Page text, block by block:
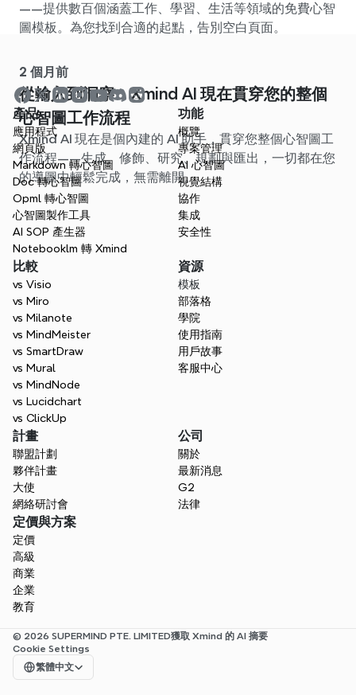
——提供數百個涵蓋工作、學習、生活等領域的免費心智
圖模板。為您找到合適的起點，告別空白頁面。
2 個月前
從輸入到洞察：Xmind AI 現在貫穿您的整個
心智圖工作流程
Xmind AI 現在是個內建的 AI 助手，貫穿您整個心智圖工
作流程——生成、修飾、研究、規劃與匯出，一切都在您
的導圖中輕鬆完成，無需離開。
產品
應用程式
網頁版
Markdown 轉心智圖
Doc 轉心智圖
Opml 轉心智圖
心智圖製作工具
AI SOP 產生器
Notebooklm 轉 Xmind
功能
概覽
專案管理
AI 心智圖
視覺結構
協作
集成
安全性
比較
vs Visio
vs Miro
vs Milanote
vs MindMeister
vs SmartDraw
vs Mural
vs MindNode
vs Lucidchart
vs ClickUp
資源
模板
部落格
學院
使用指南
用戶故事
客服中心
計畫
聯盟計劃
夥伴計畫
大使
網絡研討會
公司
關於
最新消息
G2
法律
定價與方案
定價
高級
商業
企業
教育
© 2026 SUPERMIND PTE. LIMITED獲取 Xmind 的 AI 摘要
Cookie Settings
Select Language
繁體中文